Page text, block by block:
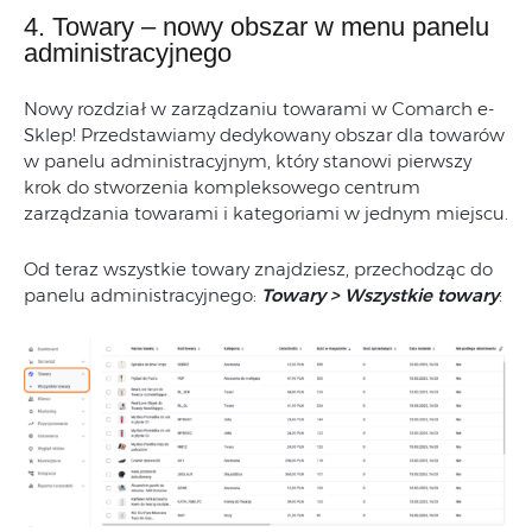
4. Towary – nowy obszar w menu panelu
administracyjnego
Nowy rozdział w zarządzaniu towarami w Comarch e-
Sklep! Przedstawiamy dedykowany obszar dla towarów
w panelu administracyjnym, który stanowi pierwszy
krok do stworzenia kompleksowego centrum
zarządzania towarami i kategoriami w jednym miejscu.
Od teraz wszystkie towary znajdziesz, przechodząc do
panelu administracyjnego: Towary > Wszystkie towary: